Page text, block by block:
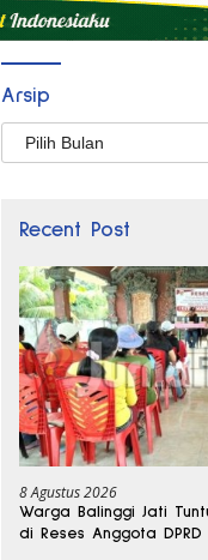
Arsip
Arsip
Recent Post
8 Agustus 2026
Warga Balinggi Jati
di Reses Anggota